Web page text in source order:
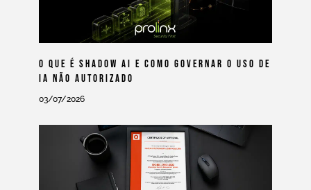
O Que É Shadow AI E Como Governar O Uso De
IA Não Autorizado
03/07/2026